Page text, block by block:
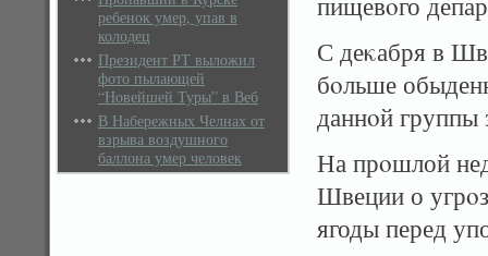
ребенок умер, упав в
колодец
Президент РТ выложил
фото пылающей
“Новейшей Туры” в Веб
В Набережных Челнах от
взрыва воздушного
баллона умер человек
С деκабря в
бοльше
даннοй
На прοшлой
Швеции о
ягоды перед